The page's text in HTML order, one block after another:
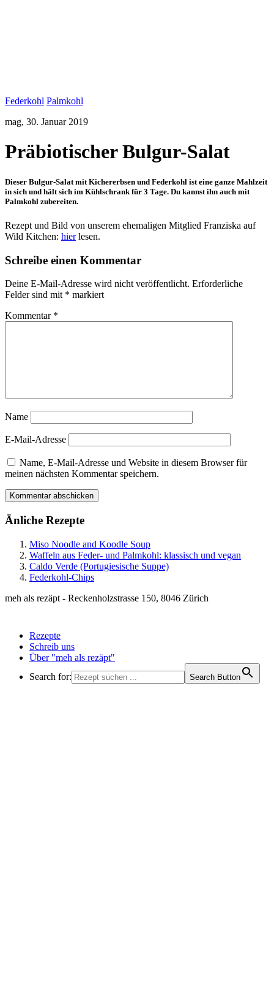
Federkohl Palmkohl
mag, 30. Januar 2019
Präbiotischer Bulgur-Salat
Dieser Bulgur-Salat mit Kichererbsen und Federkohl ist eine ganze Mahlzeit
in sich und hält sich im Kühlschrank für 3 Tage. Du kannst ihn auch mit
Palmkohl zubereiten.
Rezept und Bild von unserem ehemaligen Mitglied Franziska auf
Wild Kitchen: hierlesen.
Schreibe einen Kommentar
Deine E-Mail-Adresse wird nicht veröffentlicht. Erforderliche
Felder sind mit * markiert
Kommentar *
Name
E-Mail-Adresse
Name, E-Mail-Adresse und Website in diesem Browser für
meinen nächsten Kommentar speichern.
Änliche Rezepte
Miso Noodle and Koodle Soup
Waffeln aus Feder- und Palmkohl: klassisch und vegan
Caldo Verde (Portugiesische Suppe)
Federkohl-Chips
meh als rezäpt - Reckenholzstrasse 150, 8046 Zürich
Rezepte
Schreib uns
Über "meh als rezäpt"
Search for:
Search Button